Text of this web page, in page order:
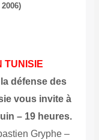
TUNISIE
défense des
vous invite à
– 19 heures.
Gryphe –